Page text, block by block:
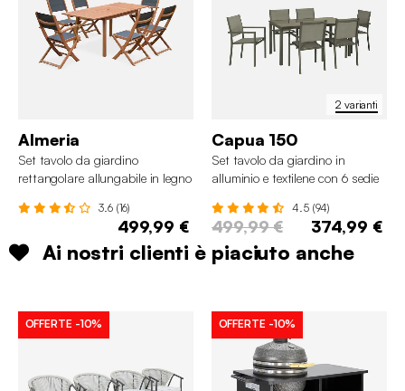
Almeria
Set tavolo da giardino
rettangolare allungabile in legno
3.6 (16)
499,99 €
2 varianti
Capua 150
Set tavolo da giardino in
alluminio e textilene con 6 sedie
4.5 (94)
499,99 € 374,99 €
Ai nostri clienti è piaciuto anche
OFFERTE -10% OFFERTE -10%